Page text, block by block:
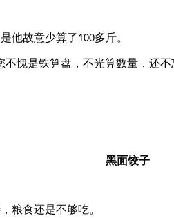
他故意少算了100多斤。
不愧是铁算盘，不光算数量，还不
黑面饺子
食还是不够吃。